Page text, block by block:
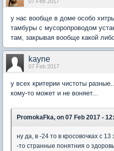
у нас вообще в доме особо
тамбуры с мусоропроводом
там, закрывая вообще какой
kayne
07 Feb 2017
у всех критерии чистоты
кому-то может и не воняет...
PromokaFka, on 07 Feb 2017 -
ну да, в -24 то в кросовочках с
-то странные понятния о